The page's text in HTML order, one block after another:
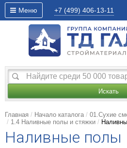
Меню +7 (499) 406-13-11
Искать
Главная Начало каталога
01.Сухие
1.4 Наливные полы и стяжки
Наливные полы